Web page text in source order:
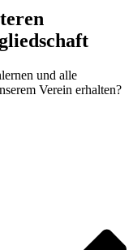
und alle
Verein erhalten?